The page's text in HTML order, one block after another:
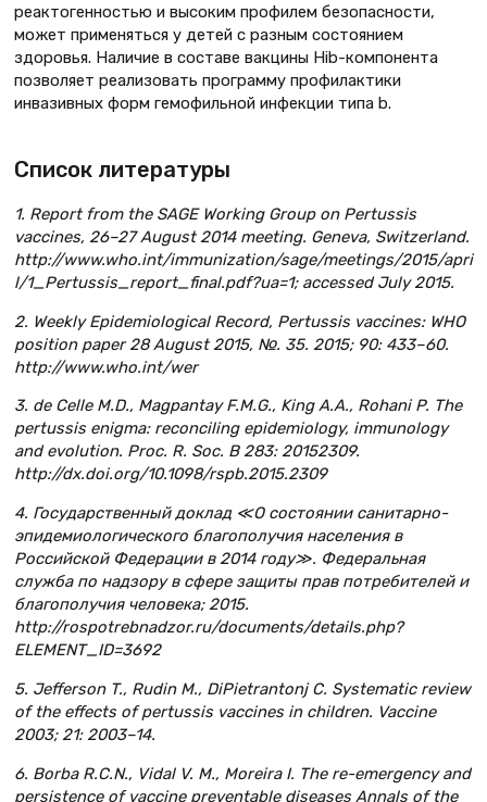
реактогенностью и высоким профилем безопасности,
может применяться у детей с разным состоянием
здоровья. Наличие в составе вакцины Hib-компонента
позволяет реализовать программу профилактики
инвазивных форм гемофильной инфекции типа b.
Список литературы
1. Report from the SAGE Working Group on Pertussis
vaccines, 26–27 August 2014 meeting. Geneva, Switzerland.
http://www.who.int/immunization/sage/meetings/2015/apri
l/1_Pertussis_report_final.pdf?ua=1; accessed July 2015.
2. Weekly Epidemiological Record, Pertussis vaccines: WHO
position paper 28 August 2015, №. 35. 2015; 90: 433–60.
http://www.who.int/wer
3. de Celle M.D., Magpantay F.M.G., King A.A., Rohani P. The
pertussis enigma: reconciling epidemiology, immunology
and evolution. Proc. R. Soc. B 283: 20152309.
http://dx.doi.org/10.1098/rspb.2015.2309
4. Государственный доклад ≪О состоянии санитарно-
эпидемиологического благополучия населения в
Российской Федерации в 2014 году≫. Федеральная
служба по надзору в сфере защиты прав потребителей и
благополучия человека; 2015.
http://rospotrebnadzor.ru/documents/details.php?
ELEMENT_ID=3692
5. Jefferson T., Rudin M., DiPietrantonj C. Systematic review
of the effects of pertussis vaccines in children. Vaccine
2003; 21: 2003–14.
6. Borba R.C.N., Vidal V. M., Moreira I. The re-emergency and
persistence of vaccine preventable diseases Annals of the